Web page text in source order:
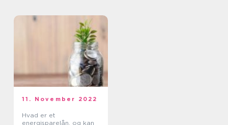
11. November 2022
Hvad er et
energisparelån, og kan